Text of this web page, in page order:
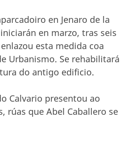
en Jenaro de la
en marzo, tras seis
esta medida coa
Urbanismo. Se rehabilitará
do antigo edificio.
Calvario presentou ao
rúas que Abel Caballero se